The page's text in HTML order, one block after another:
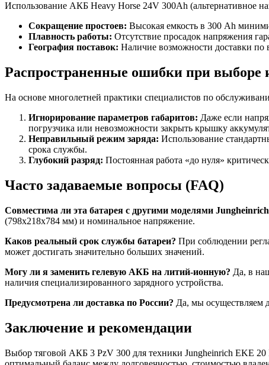
Использование АКБ Heavy Horse 24V 300Ah (альтернативное
Сокращение простоев: Высокая емкость в 300 Ah
Плавность работы: Отсутствие просадок напряжения
География поставок: Наличие возможности доставки по
Распространенные ошибки при выборе
На основе многолетней практики специалистов по
Игнорирование параметров габаритов: Даже если
погрузчика или невозможности закрыть крышку
Неправильный режим заряда: Использование
срока службы.
Глубокий разряд: Постоянная работа «до нуля»
Часто задаваемые вопросы (FAQ)
Совместима ли эта батарея с другими моделями
(798x218x784 мм) и номинальное напряжение.
Каков реальный срок службы батареи? При соблюдении
может достигать значительно больших значений.
Могу ли я заменить гелевую АКБ на литий-ионную? Да, в
наличия специализированного зарядного устройства.
Предусмотрена ли доставка по России? Да, мы осуществляем
Заключение и рекомендации
Выбор тяговой АКБ 3 PzV 300 для техники Jungheinrich EKE 20